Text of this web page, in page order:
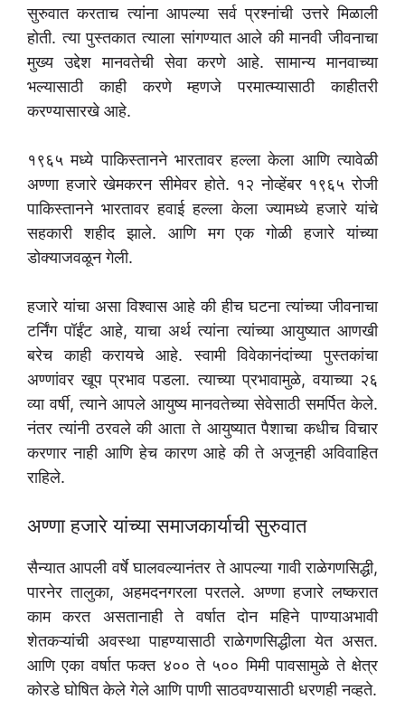
सुरुवात करताच त्यांना आपल्या सर्व प्रश्नांची उत्तरे मिळाली
होती. त्या पुस्तकात त्याला सांगण्यात आले की मानवी जीवनाचा
मुख्य उद्देश मानवतेची सेवा करणे आहे. सामान्य मानवाच्या
भल्यासाठी काही करणे म्हणजे परमात्म्यासाठी काहीतरी
करण्यासारखे आहे.
१९६५ मध्ये पाकिस्तानने भारतावर हल्ला केला आणि त्यावेळी
अण्णा हजारे खेमकरन सीमेवर होते. १२ नोव्हेंबर १९६५ रोजी
पाकिस्तानने भारतावर हवाई हल्ला केला ज्यामध्ये हजारे यांचे
सहकारी शहीद झाले. आणि मग एक गोळी हजारे यांच्या
डोक्याजवळून गेली.
हजारे यांचा असा विश्वास आहे की हीच घटना त्यांच्या जीवनाचा
टर्निंग पॉईंट आहे, याचा अर्थ त्यांना त्यांच्या आयुष्यात आणखी
बरेच काही करायचे आहे. स्वामी विवेकानंदांच्या पुस्तकांचा
अण्णांवर खूप प्रभाव पडला. त्याच्या प्रभावामुळे, वयाच्या २६
व्या वर्षी, त्याने आपले आयुष्य मानवतेच्या सेवेसाठी समर्पित केले.
नंतर त्यांनी ठरवले की आता ते आयुष्यात पैशाचा कधीच विचार
करणार नाही आणि हेच कारण आहे की ते अजूनही अविवाहित
राहिले.
अण्णा हजारे यांच्या समाजकार्याची सुरुवात
सैन्यात आपली वर्षे घालवल्यानंतर ते आपल्या गावी राळेगणसिद्धी,
पारनेर तालुका, अहमदनगरला परतले. अण्णा हजारे लष्करात
काम करत असतानाही ते वर्षात दोन महिने पाण्याअभावी
शेतकऱ्यांची अवस्था पाहण्यासाठी राळेगणसिद्धीला येत असत.
आणि एका वर्षात फक्त ४०० ते ५०० मिमी पावसामुळे ते क्षेत्र
कोरडे घोषित केले गेले आणि पाणी साठवण्यासाठी धरणही नव्हते.